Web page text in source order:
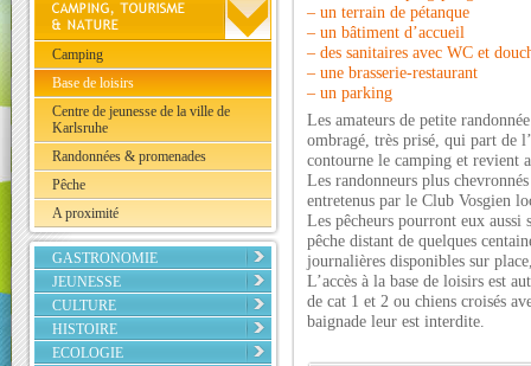
Camping
Base de loisirs
Centre de jeunesse de la ville de
Karlsruhe
Randonnées & promenades
Pêche
A proximité
GASTRONOMIE
JEUNESSE
CULTURE
HISTOIRE
ECOLOGIE
– un terrain de pétanque
– un bâtiment d’accueil
– des sanitaires avec WC et
– une brasserie-restaurant
– un parking
Les amateurs de petite
ombragé, très prisé, qui part de
contourne le camping et revient
Les randonneurs plus
entretenus par le Club Vosgien
Les pêcheurs pourront eux aussi
pêche distant de quelques
journalières disponibles sur
L’accès à la base de loisirs est
de cat 1 et 2 ou chiens croisés
baignade leur est interdite.